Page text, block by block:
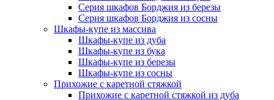
Серия шкафов Борджия из березы
Серия шкафов Борджия из сосны
Шкафы-купе из массива
Шкафы-купе из дуба
Шкафы-купе из бука
Шкафы-купе из березы
Шкафы-купе из сосны
Прихожие с каретной стяжкой
Прихожие с каретной стяжкой из дуба